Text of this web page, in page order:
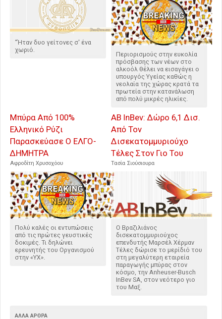
“Ήταν δυο γείτονες σ' ένα
χωριό.
Περιορισμούς στην ευκολία
πρόσβασης των νέων στο
αλκοόλ θέλει να εισαγάγει ο
υπουργός Υγείας καθώς η
νεολαία της χώρας κρατά τα
πρωτεία στην κατανάλωση
από πολύ μικρές ηλικίες.
Μπύρα Από 100%
Ελληνικό Ρύζι
Παρασκεύασε Ο ΕΛΓΟ-
ΔΗΜΗΤΡΑ
Αφροδίτη Χρυσοχόου
Πολύ καλές οι εντυπώσεις
από τις πρώτες γευστικές
δοκιμές. Τι δηλώνει
ερευνητής του Οργανισμού
στην «ΥΧ».
AB InBev: Δώρο 6,1 Δισ.
Από Τον
Δισεκατομμυριούχο
Τέλες Στον Γιο Του
Τασία Σιούσιουρα
Ο Βραζιλιάνος
δισεκατομμυριούχος
επενδυτής Μαρσέλ Χέρμαν
Τέλες δώρισε το μερίδιό του
στη μεγαλύτερη εταιρεία
παραγωγής μπύρας στον
κόσμο, την Anheuser-Busch
InBev SA, στον νεότερο γιο
του Μαξ.
ΆΛΛΑ ΆΡΘΡΑ